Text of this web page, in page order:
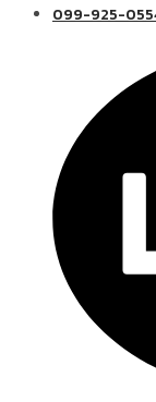
099-925-